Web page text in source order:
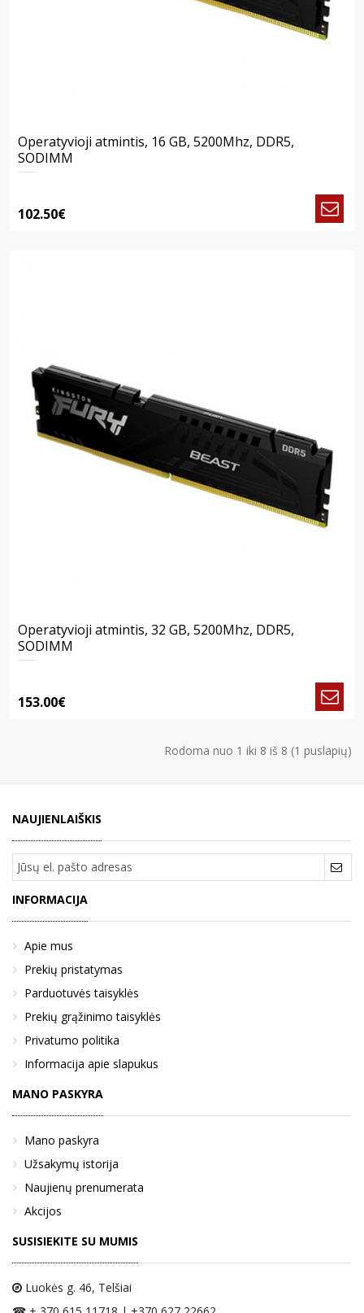
Operatyvioji atmintis, 16 GB, 5200Mhz, DDR5,
SODIMM
102.50€
Operatyvioji atmintis, 32 GB, 5200Mhz, DDR5,
SODIMM
153.00€
Rodoma nuo 1 iki 8 iš 8 (1 puslapių)
NAUJIENLAIŠKIS
INFORMACIJA
Apie mus
Prekių pristatymas
Parduotuvės taisyklės
Prekių grąžinimo taisyklės
Privatumo politika
Informacija apie slapukus
MANO PASKYRA
Mano paskyra
Užsakymų istorija
Naujienų prenumerata
Akcijos
SUSISIEKITE SU MUMIS
Luokės g. 46, Telšiai